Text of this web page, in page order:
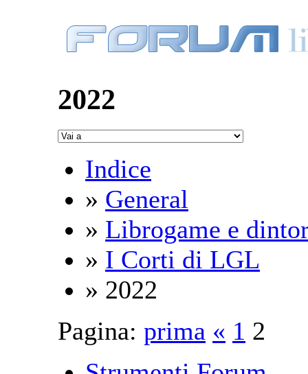
2022
Indice
» General
» Librogame e
» I Corti di LGL
» 2022
Pagina: prima « 1 2